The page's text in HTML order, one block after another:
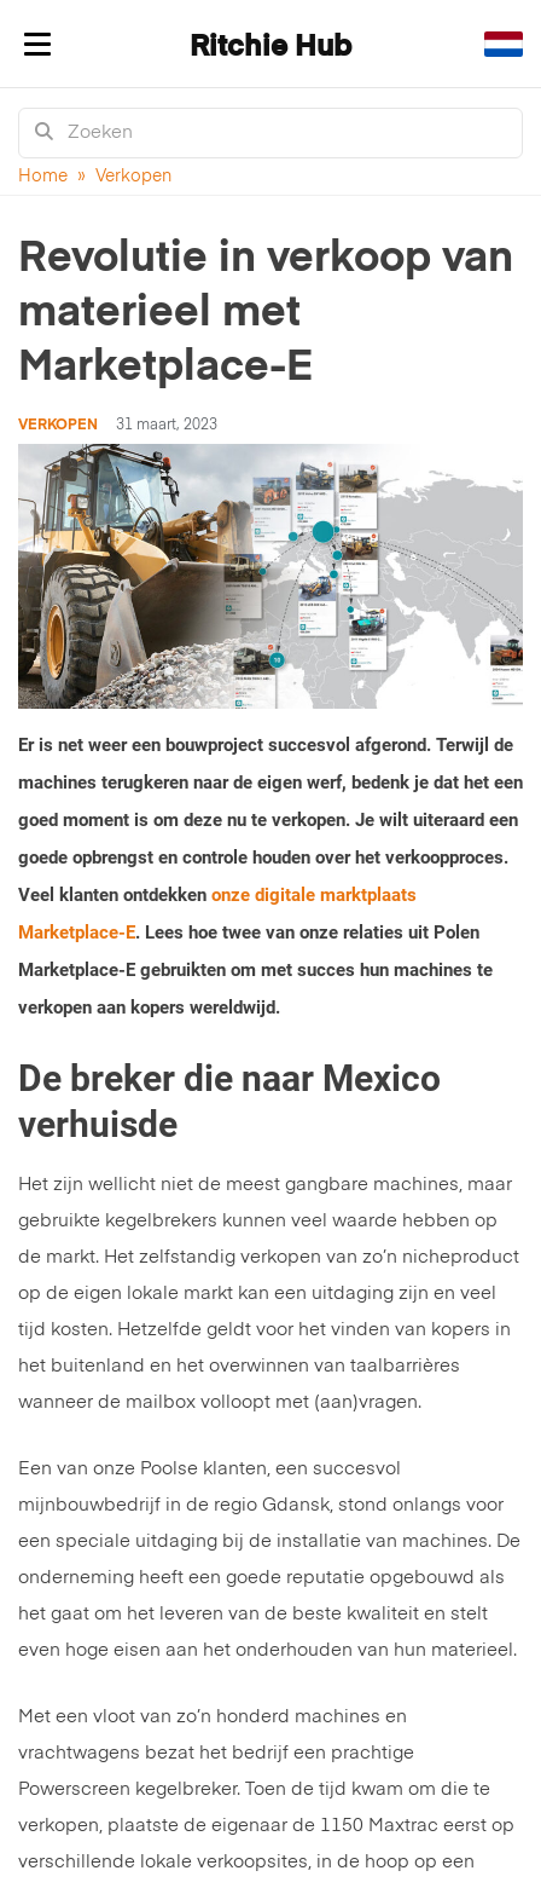
Navigatie in-/uitklappenRitchie Hub
Home » Verkopen
Revolutie in verkoop van
materieel met
Marketplace-E
VERKOPEN 31 maart, 2023
Er is net weer een bouwproject succesvol afgerond. Terwijl de
machines terugkeren naar de eigen werf, bedenk je dat het een
goed moment is om deze nu te verkopen. Je wilt uiteraard een
goede opbrengst en controle houden over het verkoopproces.
Veel klanten ontdekken onze digitale marktplaats
Marketplace-E. Lees hoe twee van onze relaties uit Polen
Marketplace-E gebruikten om met succes hun machines te
verkopen aan kopers wereldwijd.
De breker die naar Mexico
verhuisde
Het zijn wellicht niet de meest gangbare machines, maar
gebruikte kegelbrekers kunnen veel waarde hebben op
de markt. Het zelfstandig verkopen van zo’n nicheproduct
op de eigen lokale markt kan een uitdaging zijn en veel
tijd kosten. Hetzelfde geldt voor het vinden van kopers in
het buitenland en het overwinnen van taalbarrières
wanneer de mailbox volloopt met (aan)vragen.
Een van onze Poolse klanten, een succesvol
mijnbouwbedrijf in de regio Gdansk, stond onlangs voor
een speciale uitdaging bij de installatie van machines. De
onderneming heeft een goede reputatie opgebouwd als
het gaat om het leveren van de beste kwaliteit en stelt
even hoge eisen aan het onderhouden van hun materieel.
Met een vloot van zo’n honderd machines en
vrachtwagens bezat het bedrijf een prachtige
Powerscreen kegelbreker. Toen de tijd kwam om die te
verkopen, plaatste de eigenaar de 1150 Maxtrac eerst op
verschillende lokale verkoopsites, in de hoop op een